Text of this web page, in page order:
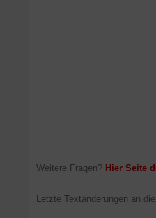
Weitere Fragen? Hier Seite
Letzte Textänderungen an